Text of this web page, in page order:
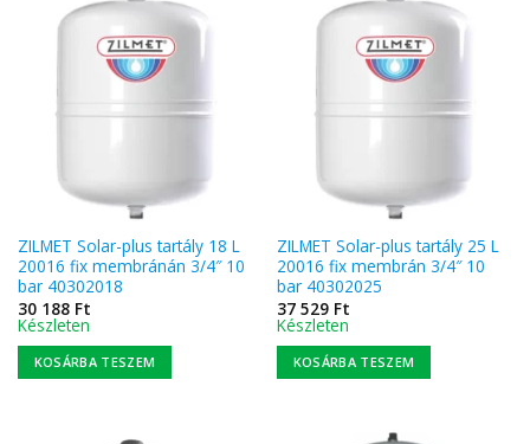
ZILMET Solar-plus tartály 18 L
20016 fix membránán 3/4″ 10
bar 40302018
30 188 Ft
Készleten
KOSÁRBA TESZEM
ZILMET Solar-plus tartály 25 L
20016 fix membrán 3/4″ 10
bar 40302025
37 529 Ft
Készleten
KOSÁRBA TESZEM